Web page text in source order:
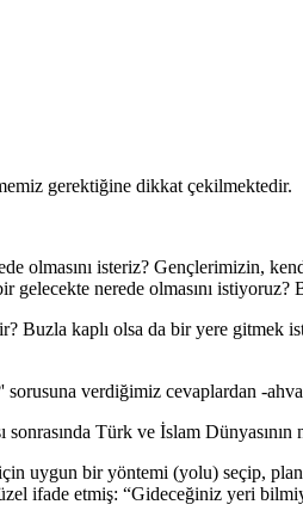
gerektiğine dikkat çekilmektedir.
olmasını isteriz? Gençlerimizin,
nerede olmasını
Buzla kaplı olsa da bir yere gitmek
verdiğimiz cevaplardan -
sonrasında Türk ve İslam
uygun bir yöntemi (yolu) seçip,
ifade etmiş: “Gideceğiniz yeri